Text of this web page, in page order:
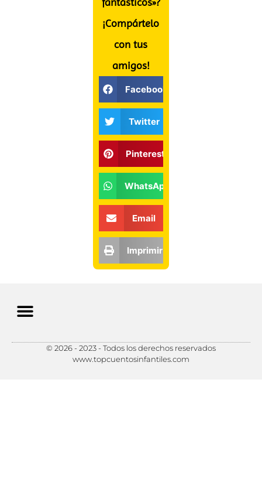
¡Compártelo
con tus
amigos!
Facebook
Twitter
Pinterest
WhatsApp
Email
Imprimir
© 2026 - 2023 - Todos los derechos reservados
www.topcuentosinfantiles.com